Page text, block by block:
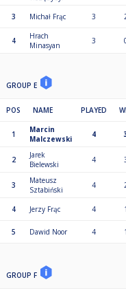
3 Michał Frąc 3
4
Hrach
Minasyan
3
GROUP E
POS NAME PLAYED
1
Marcin
Malczewski
4
2
Jarek
Bielewski
4
3
Mateusz
Sztabiński
4
4 Jerzy Frąc 4 1
5 Dawid Noor 4 1
GROUP F